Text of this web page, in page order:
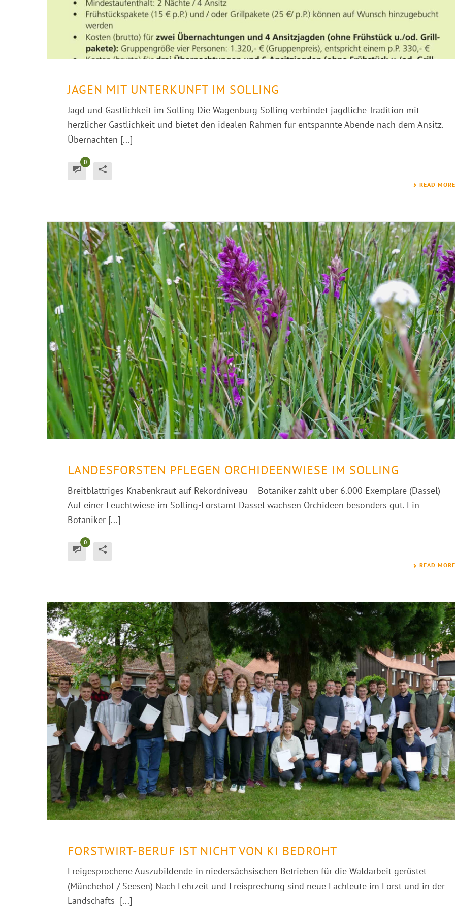
JAGEN MIT UNTERKUNFT IM SOLLING
Jagd und Gastlichkeit im Solling Die Wagenburg Solling verbindet jagdliche Tradition mit
herzlicher Gastlichkeit und bietet den idealen Rahmen für entspannte Abende nach dem Ansitz.
Übernachten [...]
0
READ MORE
LANDESFORSTEN PFLEGEN ORCHIDEENWIESE IM SOLLING
Breitblättriges Knabenkraut auf Rekordniveau – Botaniker zählt über 6.000 Exemplare (Dassel)
Auf einer Feuchtwiese im Solling-Forstamt Dassel wachsen Orchideen besonders gut. Ein
Botaniker [...]
0
READ MORE
FORSTWIRT-BERUF IST NICHT VON KI BEDROHT
Freigesprochene Auszubildende in niedersächsischen Betrieben für die Waldarbeit gerüstet
(Münchehof / Seesen) Nach Lehrzeit und Freisprechung sind neue Fachleute im Forst und in der
Landschafts- [...]